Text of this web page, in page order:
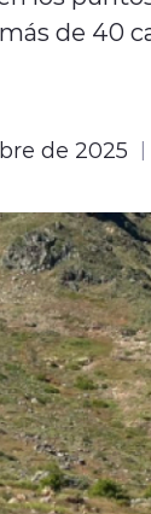
de 40
de 2025